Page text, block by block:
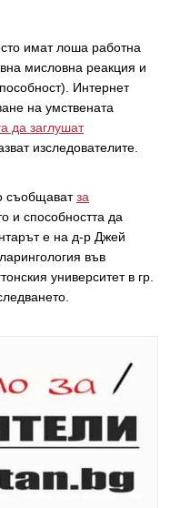
имат лоша работна
мисловна реакция и
Интернет
на умствената
да заглушат
изследователите.
съобщаватза
и способността да
е на д-р Джей
във
университет в гр.